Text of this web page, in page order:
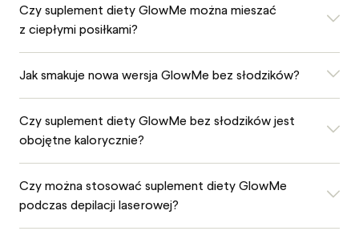
Czy suplement diety GlowMe można mieszać
z ciepłymi posiłkami?
Jak smakuje nowa wersja GlowMe bez słodzików?
Czy suplement diety GlowMe bez słodzików jest
obojętne kalorycznie?
Czy można stosować suplement diety GlowMe
podczas depilacji laserowej?